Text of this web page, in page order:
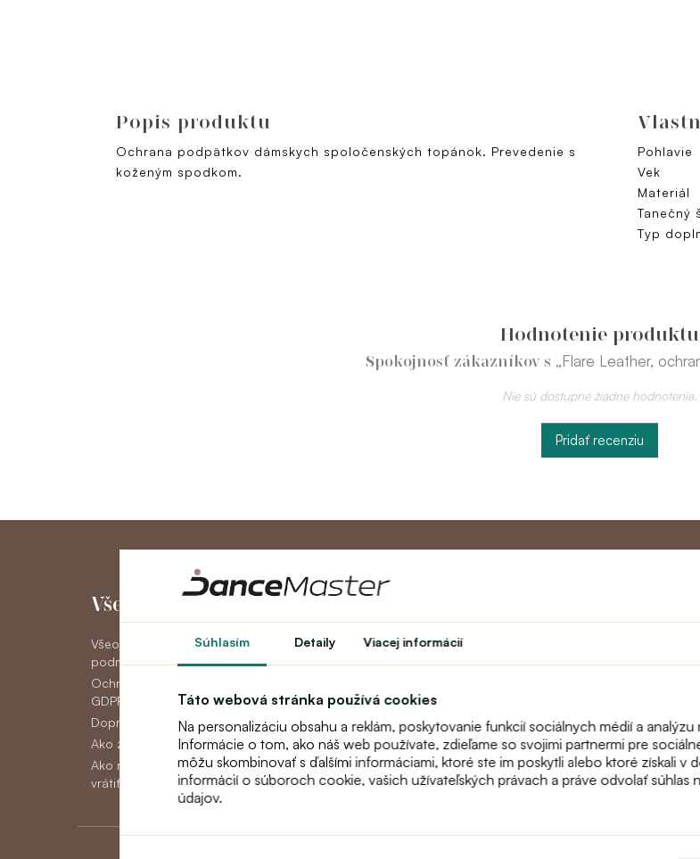
Súhlasím Detaily Viacej informácií
Táto webová stránka používá cookies
Na personalizáciu obsahu a reklám, poskytovanie funkcií sociálnych médií a
Informácie o tom, ako náš web používate, zdieľame so svojimi partnermi pre
môžu skombinovať s ďalšími informáciami, ktoré ste im poskytli alebo ktoré získali v
informácií o súboroch cookie, vašich užívateľských právach a práve odvolať
údajov.
Popis produktu
Ochrana podpätkov dámskych spoločenských topánok. Prevedenie s
koženým spodkom.
Pohlavie
Vek
Materiál
Tanečný
Typ
Hodnotenie produktu
Spokojnosť zákazníkov s „Flare Leather,
Nie sú dostupné žiadne hodnotenia.
Pridať recenziu
Všetko o nákupe
Všeobecné obchodné
podmienky
Ochrana osobných údajov
GDPR
Doprava
Ako zaplatiť
Ako reklamovať, vymeniť alebo
vrátiť tovar
Môj účet
História objednávok
Študent